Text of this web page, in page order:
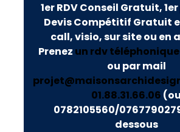
1er RDV Conseil Gratuit,
Devis Compétitif Gratuit
call, visio, sur site ou en
Prenez un rdv
ou par mail
01.88.31.66.06 (ou
0782105560/
dessous